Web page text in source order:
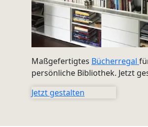
Maßgefertigtes Bücherregal
persönliche Bibliothek. Jetzt
Jetzt gestalten